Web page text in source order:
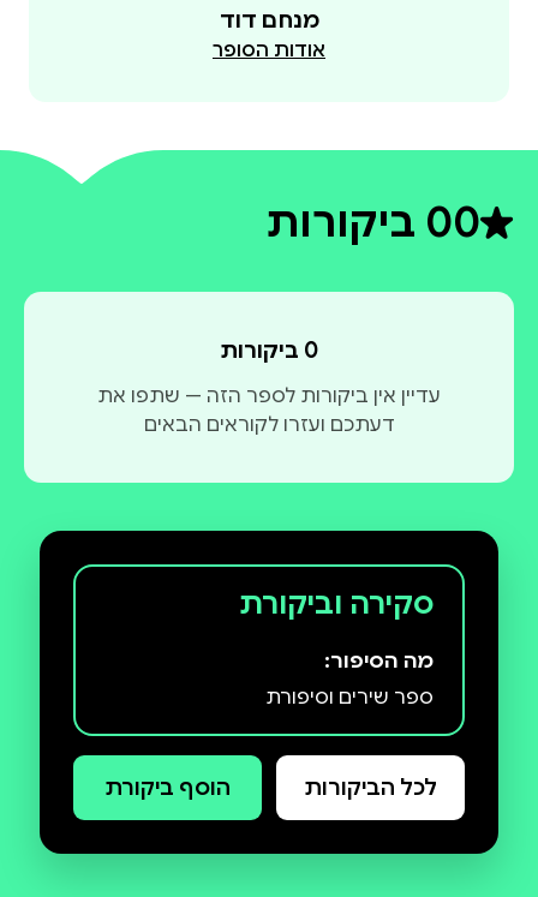
מנחם דוד
אודות הסופר
0דירוג ממוצע 0 מתוך 5
0 ביקורות
0 ביקורות
עדיין אין ביקורות לספר הזה — שתפו את
דעתכם ועזרו לקוראים הבאים
סקירה וביקורת
מה הסיפור:
ספר שירים וסיפורת
לכל הביקורות הוסף ביקורת